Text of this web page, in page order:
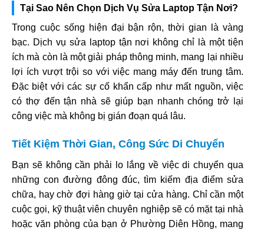
Tại Sao Nên Chọn Dịch Vụ Sửa Laptop Tận Nơi?
Trong cuộc sống hiện đại bận rộn, thời gian là vàng
bạc. Dịch vụ sửa laptop tận nơi không chỉ là một tiện
ích mà còn là một giải pháp thông minh, mang lại nhiều
lợi ích vượt trội so với việc mang máy đến trung tâm.
Đặc biệt với các sự cố khẩn cấp như mất nguồn, việc
có thợ đến tận nhà sẽ giúp bạn nhanh chóng trở lại
công việc mà không bị gián đoạn quá lâu.
Tiết Kiệm Thời Gian, Công Sức Di Chuyển
Bạn sẽ không cần phải lo lắng về việc di chuyển qua
những con đường đông đúc, tìm kiếm địa điểm sửa
chữa, hay chờ đợi hàng giờ tại cửa hàng. Chỉ cần một
cuộc gọi, kỹ thuật viên chuyên nghiệp sẽ có mặt tại nhà
hoặc văn phòng của bạn ở Phường Diên Hồng, mang